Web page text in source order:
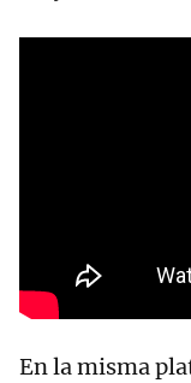
En la misma